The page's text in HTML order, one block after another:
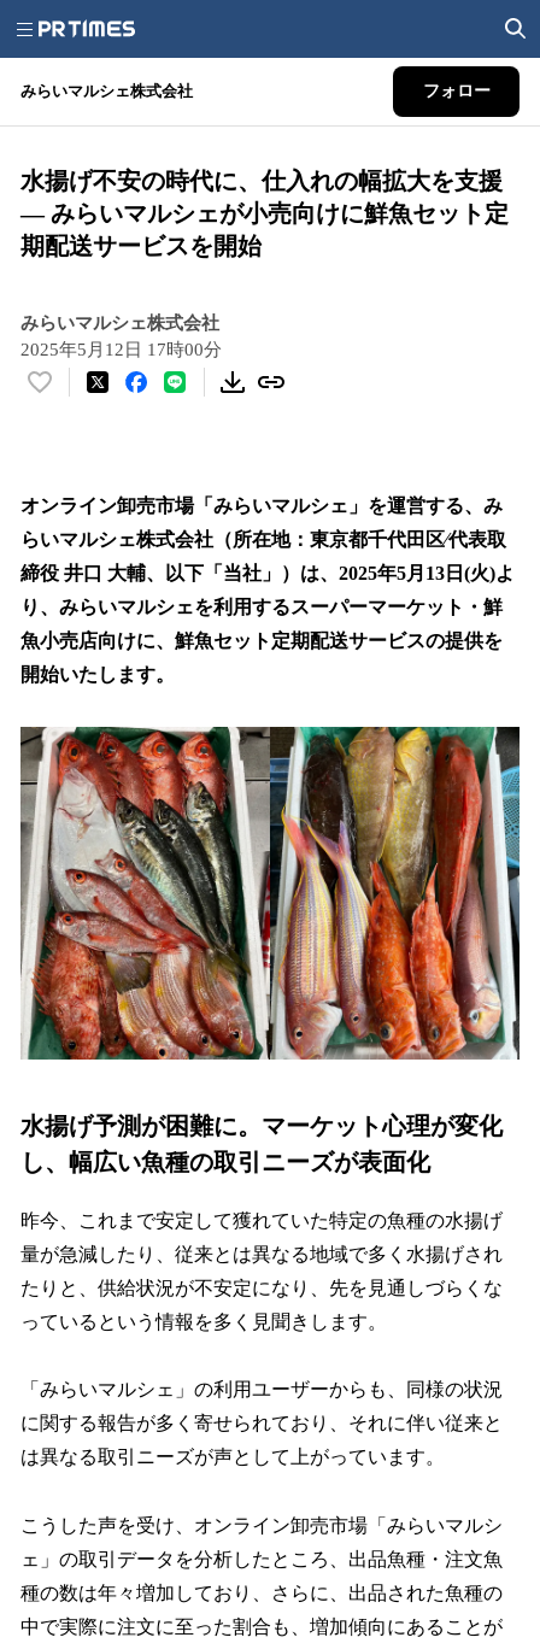
みらいマルシェ株式会社 フォロー
⽔揚げ不安の時代に、仕⼊れの幅拡⼤を⽀援
— みらいマルシェが⼩売向けに鮮⿂セット定
期配送サービスを開始
みらいマルシェ株式会社
2025年5月12日 17時00分
い
数
を
読
み
み
中
で
オンライン卸売市場「みらいマルシェ」を運営する、み
らいマルシェ株式会社（所在地：東京都千代⽥区∕代表取
締役 井⼝ ⼤輔、以下「当社」）は、2025年5⽉13⽇(火)よ
り、みらいマルシェを利⽤するスーパーマーケット・鮮
⿂⼩売店向けに、鮮⿂セット定期配送サービスの提供を
開始いたします。
⽔揚げ予測が困難に。マーケット⼼理が変化
し、幅広い⿂種の取引ニーズが表⾯化
昨今、これまで安定して獲れていた特定の⿂種の⽔揚げ
量が急減したり、従来とは異なる地域で多く⽔揚げされ
たりと、供給状況が不安定になり、先を⾒通しづらくな
っているという情報を多く⾒聞きします。
「みらいマルシェ」の利⽤ユーザーからも、同様の状況
に関する報告が多く寄せられており、それに伴い従来と
は異なる取引ニーズが声として上がっています。
こうした声を受け、オンライン卸売市場「みらいマルシ
ェ」の取引データを分析したところ、出品⿂種・注⽂⿂
種の数は年々増加しており、さらに、出品された⿂種の
中で実際に注⽂に⾄った割合も、増加傾向にあることが